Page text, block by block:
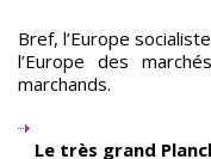
Bref, l’Europe
l’Europe des
marchands.
Le très grand